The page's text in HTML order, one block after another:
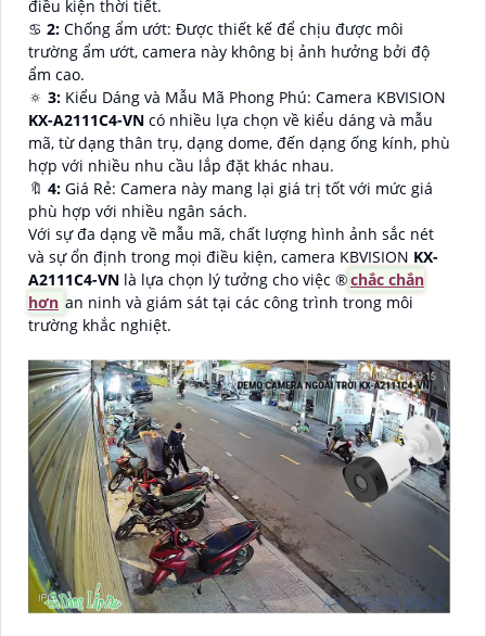
điều kiện thời tiết.
♋ 2: Chống ẩm ướt: Được thiết kế để chịu được môi
trường ẩm ướt, camera này không bị ảnh hưởng bởi độ
ẩm cao.
🔅 3: Kiểu Dáng và Mẫu Mã Phong Phú: Camera KBVISION
KX-A2111C4-VN có nhiều lựa chọn về kiểu dáng và mẫu
mã, từ dạng thân trụ, dạng dome, đến dạng ống kính, phù
hợp với nhiều nhu cầu lắp đặt khác nhau.
🔖 4: Giá Rẻ: Camera này mang lại giá trị tốt với mức giá
phù hợp với nhiều ngân sách.
Với sự đa dạng về mẫu mã, chất lượng hình ảnh sắc nét
và sự ổn định trong mọi điều kiện, camera KBVISION KX-
A2111C4-VN là lựa chọn lý tưởng cho việc ®️chắc chắn
hơn an ninh và giám sát tại các công trình trong môi
trường khắc nghiệt.